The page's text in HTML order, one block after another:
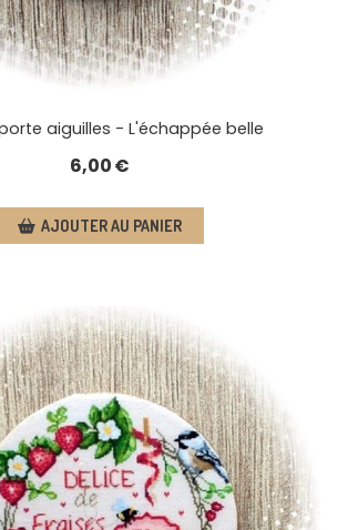
aiguilles - L'échappée belle
6,00€
AJOUTER AU PANIER